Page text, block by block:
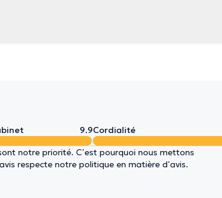
9.9Cordialité
notre priorité. C’est pourquoi nous mettons
respecte notre politique en matière d’avis.